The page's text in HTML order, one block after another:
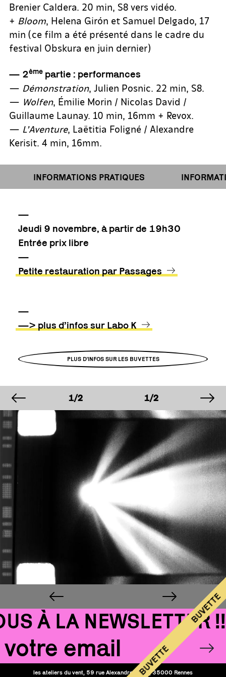
BUVETTE
BUVETTE
Brenier Caldera. 20 min, S8 vers vidéo.
+ Bloom, Helena Girón et Samuel Delgado, 17
min (ce film a été présenté dans le cadre du
festival Obskura en juin dernier)
— 2ème partie : performances
— Démonstration, Julien Posnic. 22 min, S8.
— Wolfen, Émilie Morin / Nicolas David /
Guillaume Launay. 10 min, 16mm + Revox.
— L’Aventure, Laëtitia Foligné / Alexandre
Kerisit. 4 min, 16mm.
INFORMATIONS PRATIQUES
—
Jeudi 9 novembre, à partir de 19h30
Entrée prix libre
—
Petite restauration par Passages
—
—> plus d’infos sur Labo K
PLUS D'INFOS SUR LES BUVETTES
image précédente
IMAGE
1/2 IMAGE
1/2
IMAGE
À LA NEWSLETTER !!!
Email
les ateliers du vent, 59 rue Alexandre Duval, 35000 Rennes